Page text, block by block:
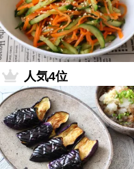
人気4位